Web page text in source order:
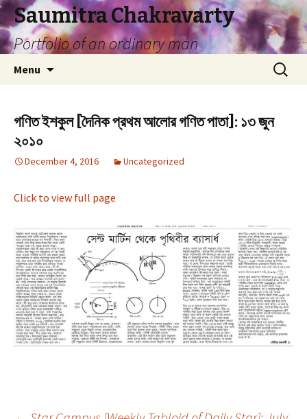
Saumitra Chakravarty
Portfolio of an ordinary man
Menu
Search
for:
গণিত ইশকুল [দৈনিক প্রথম আলোর গণিত পাতা]: ১৩ জুন
২০১০
December 4, 2016 Uncategorized
Click to view full page